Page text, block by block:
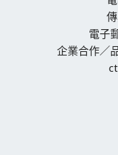
電子
企業合作／